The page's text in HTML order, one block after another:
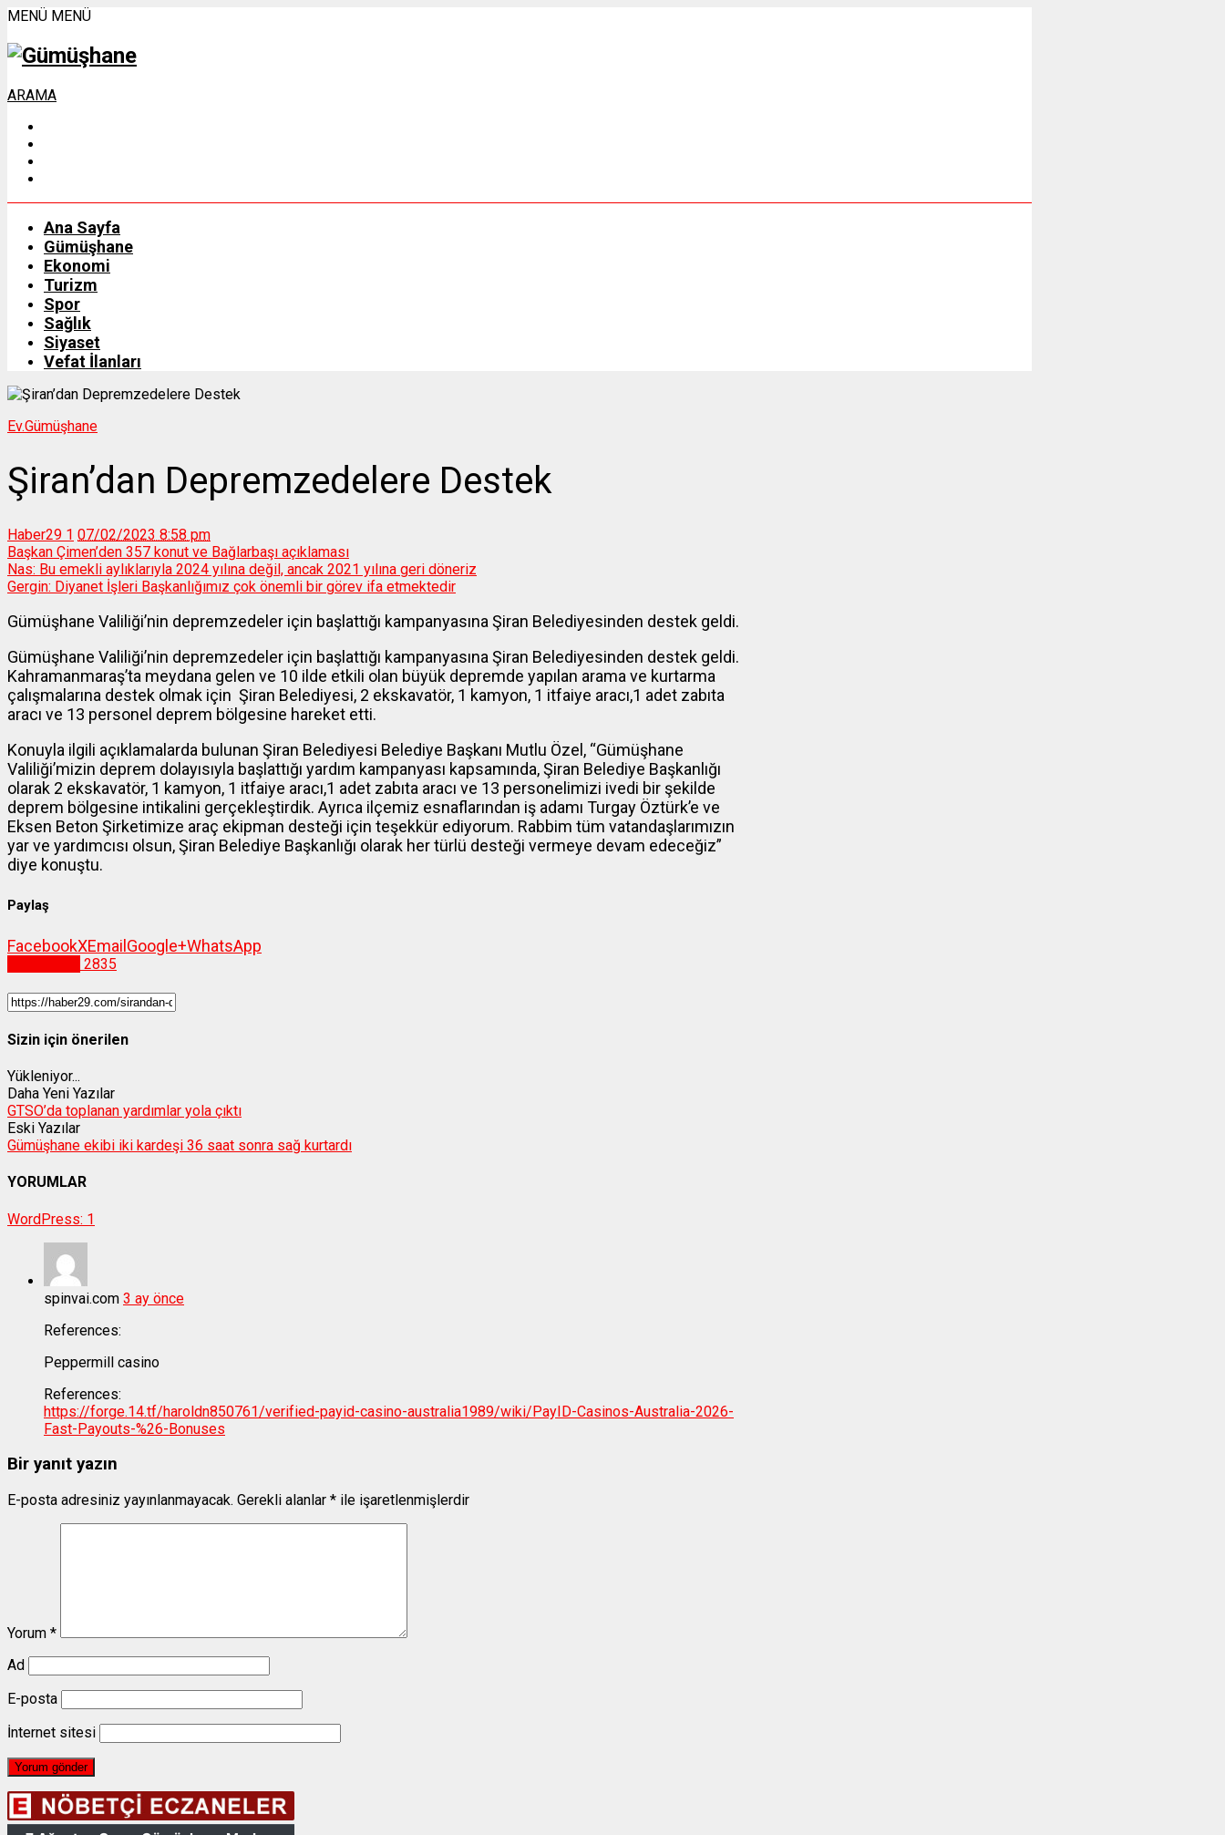
MENÜ MENÜ
ARAMA
Ana Sayfa
Gümüşhane
Ekonomi
Turizm
Spor
Sağlık
Siyaset
Vefat İlanları
Ev.Gümüşhane
Şiran’dan Depremzedelere Destek
Haber29 1 07/02/2023 8:58 pm
Başkan Çimen’den 357 konut ve Bağlarbaşı açıklaması
Nas: Bu emekli aylıklarıyla 2024 yılına değil, ancak 2021 yılına geri döneriz
Gergin: Diyanet İşleri Başkanlığımız çok önemli bir görev ifa etmektedir
Gümüşhane Valiliği’nin depremzedeler için başlattığı kampanyasına Şiran Belediyesinden destek geldi.
Gümüşhane Valiliği’nin depremzedeler için başlattığı kampanyasına Şiran Belediyesinden destek geldi.
Kahramanmaraş’ta meydana gelen ve 10 ilde etkili olan büyük depremde yapılan arama ve kurtarma
çalışmalarına destek olmak için Şiran Belediyesi, 2 ekskavatör, 1 kamyon, 1 itfaiye aracı,1 adet zabıta
aracı ve 13 personel deprem bölgesine hareket etti.
Konuyla ilgili açıklamalarda bulunan Şiran Belediyesi Belediye Başkanı Mutlu Özel, “Gümüşhane
Valiliği’mizin deprem dolayısıyla başlattığı yardım kampanyası kapsamında, Şiran Belediye Başkanlığı
olarak 2 ekskavatör, 1 kamyon, 1 itfaiye aracı,1 adet zabıta aracı ve 13 personelimizi ivedi bir şekilde
deprem bölgesine intikalini gerçekleştirdik. Ayrıca ilçemiz esnaflarından iş adamı Turgay Öztürk’e ve
Eksen Beton Şirketimize araç ekipman desteği için teşekkür ediyorum. Rabbim tüm vatandaşlarımızın
yar ve yardımcısı olsun, Şiran Belediye Başkanlığı olarak her türlü desteği vermeye devam edeceğiz”
diye konuştu.
Paylaş
FacebookXEmail Google+WhatsApp
2835
Sizin için önerilen
Yükleniyor...
Daha Yeni Yazılar
GTSO’da toplanan yardımlar yola çıktı
Eski Yazılar
Gümüşhane ekibi iki kardeşi 36 saat sonra sağ kurtardı
YORUMLAR
WordPress: 1
spinvai.com 3 ay önce
References:
Peppermill casino
References:
https://forge.14.tf/haroldn850761/verified-payid-casino-australia1989/wiki/PayID-Casinos-Australia-2026-
Fast-Payouts-%26-Bonuses
Bir yanıt yazın
E-posta adresiniz yayınlanmayacak. Gerekli alanlar * ile işaretlenmişlerdir
Yorum *
Ad
E-posta
İnternet sitesi